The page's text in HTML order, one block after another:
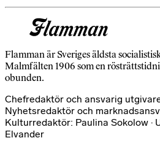
Flamman är Sveriges äldsta
Malmfälten 1906 som en
obunden.
Chefredaktör och ansvarig
Nyhetsredaktör och
Kulturredaktör: Paulina Sokolow ·
Elvander